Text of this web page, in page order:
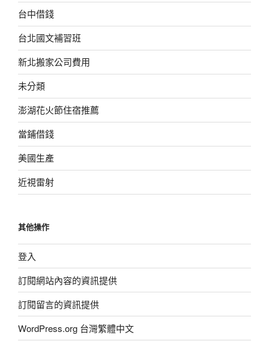
台中借錢
台北國文補習班
新北搬家公司費用
未分類
澎湖花火節住宿推薦
當鋪借錢
美國生產
近視雷射
其他操作
登入
訂閱網站內容的資訊提供
訂閱留言的資訊提供
WordPress.org 台灣繁體中文